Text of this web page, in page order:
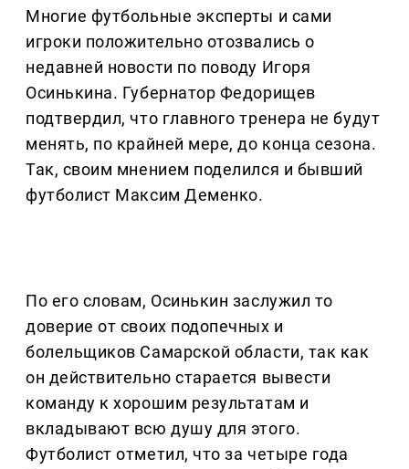
Многие футбольные эксперты и сами
игроки положительно отозвались о
недавней новости по поводу Игоря
Осинькина. Губернатор Федорищев
подтвердил, что главного тренера не будут
менять, по крайней мере, до конца сезона.
Так, своим мнением поделился и бывший
футболист Максим Деменко.
По его словам, Осинькин заслужил то
доверие от своих подопечных и
болельщиков Самарской области, так как
он действительно старается вывести
команду к хорошим результатам и
вкладывают всю душу для этого.
Футболист отметил, что за четыре года